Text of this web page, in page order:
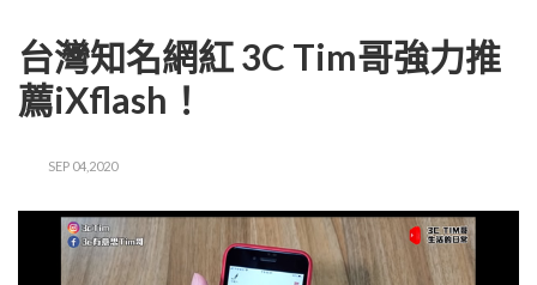
台灣知名網紅 3C Tim哥強力推
薦iXflash！
SEP 04,2020